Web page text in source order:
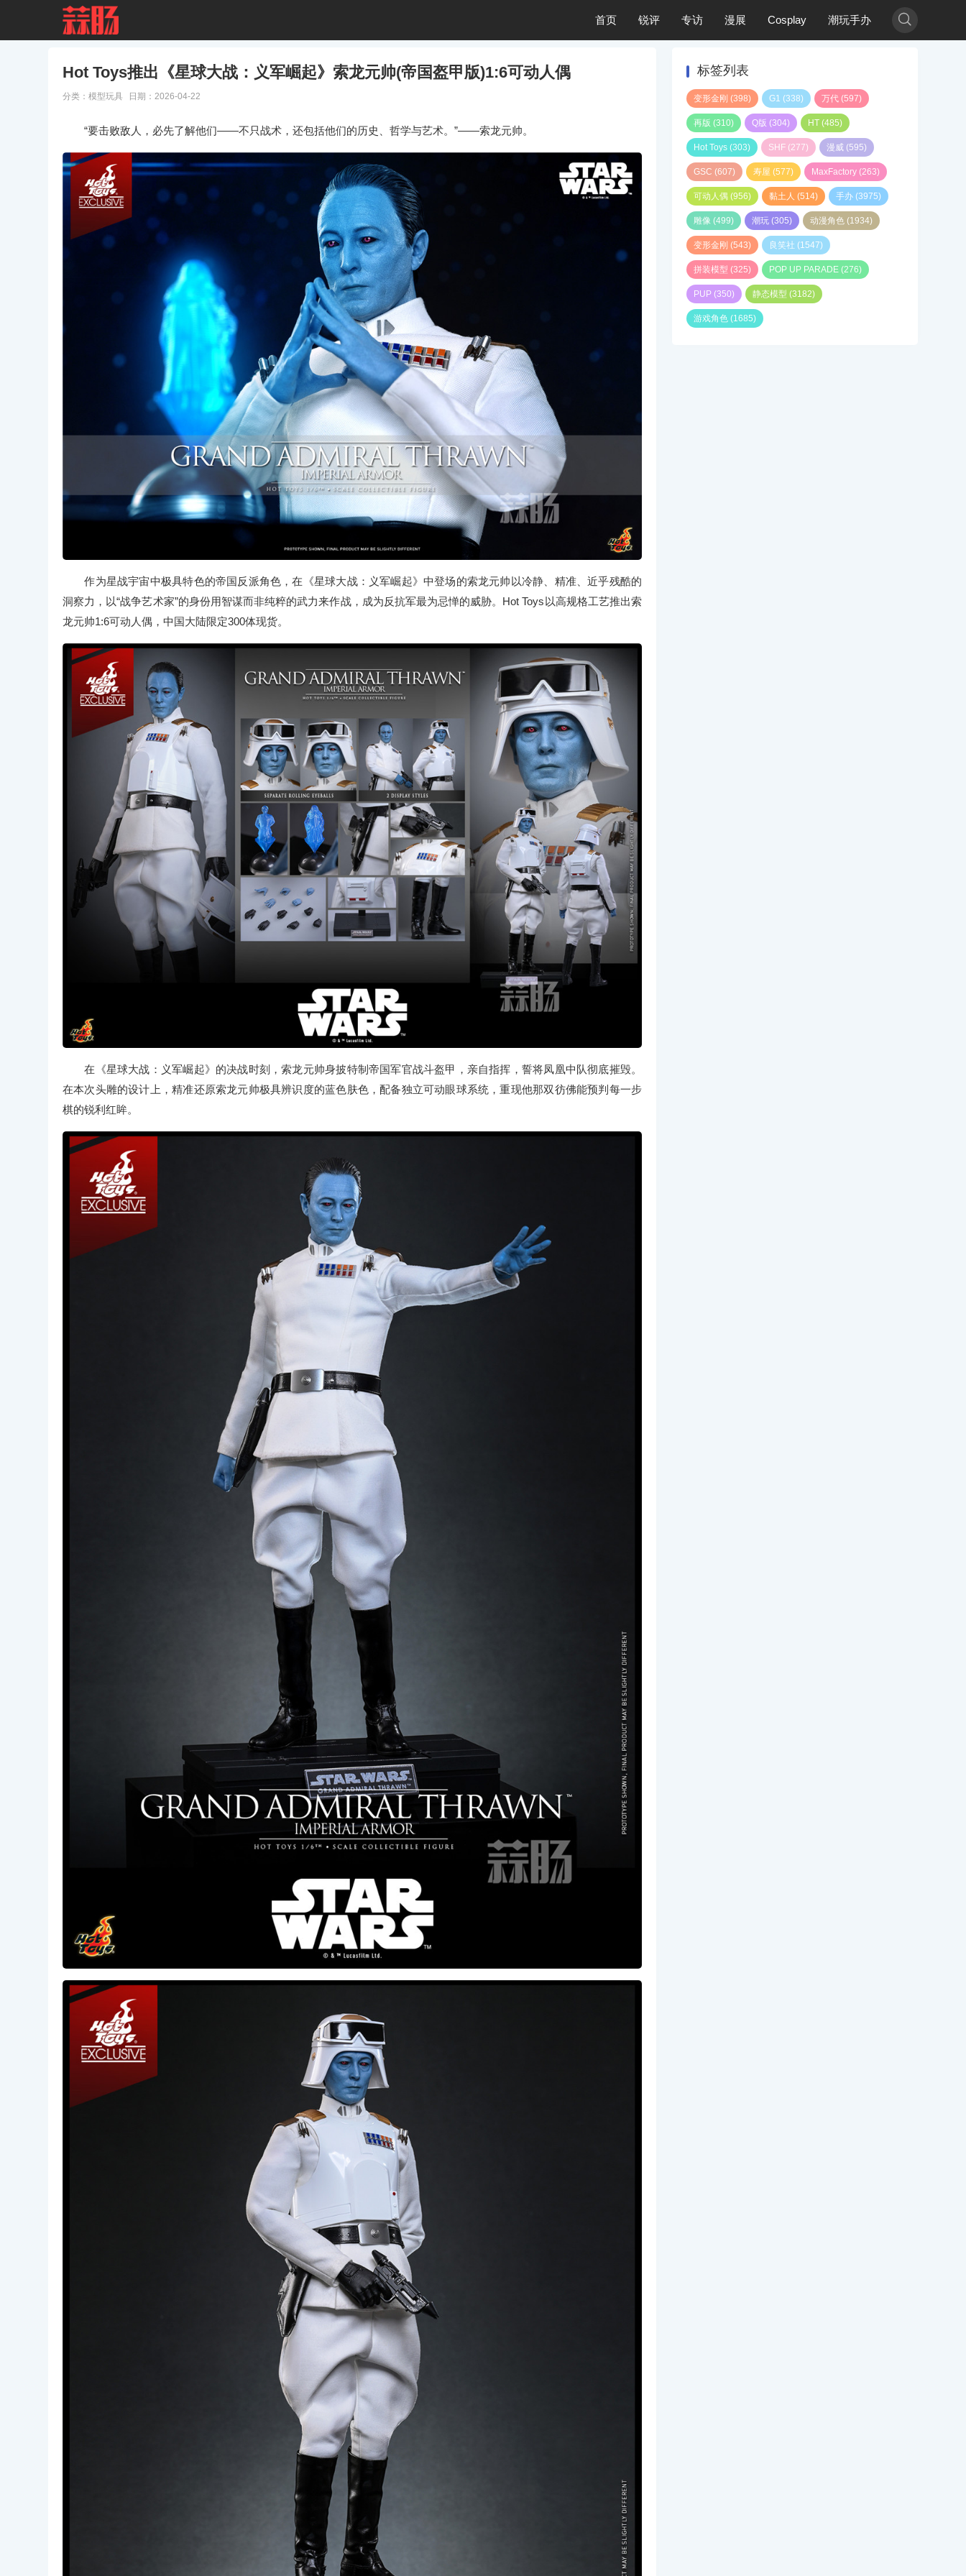
首页 锐评 专访 漫展 Cosplay 潮玩手办 
Hot Toys推出《星球大战：义军崛起》索龙元帅(帝国盔甲版)1:6可动人偶
分类： 模型玩具 日期：2026-04-22
“要击败敌人，必先了解他们——不只战术，还包括他们的历史、哲学与艺术。”——索龙元帅。
作为星战宇宙中极具特色的帝国反派角色，在《星球大战：义军崛起》中登场的索龙元帅以冷静、精准、近乎残酷的
洞察力，以“战争艺术家”的身份用智谋而非纯粹的武力来作战，成为反抗军最为忌惮的威胁。Hot Toys以高规格工艺推出索
龙元帅1:6可动人偶，中国大陆限定300体现货。
在《星球大战：义军崛起》的决战时刻，索龙元帅身披特制帝国军官战斗盔甲，亲自指挥，誓将凤凰中队彻底摧毁。
在本次头雕的设计上，精准还原索龙元帅极具辨识度的蓝色肤色，配备独立可动眼球系统，重现他那双彷佛能预判每一步
棋的锐利红眸。
标签列表
变形金刚 (398) G1 (338) 万代 (597)
再版 (310) Q版 (304) HT (485)
Hot Toys (303) SHF (277) 漫威 (595)
GSC (607) 寿屋 (577) MaxFactory (263)
可动人偶 (956) 黏土人 (514) 手办 (3975)
雕像 (499) 潮玩 (305) 动漫角色 (1934)
变形金刚 (543) 良笑社 (1547)
拼装模型 (325) POP UP PARADE (276)
PUP (350) 静态模型 (3182)
游戏角色 (1685)